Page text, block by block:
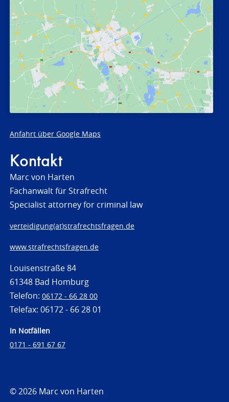
Anfahrt über Google Maps
Kontakt
Marc von Harten
Fachanwalt für Strafrecht
Specialist attorney for criminal law
verteidigung(at)strafrechtsfragen.de
www.strafrechtsfragen.de
Louisenstraße 84
61348 Bad Homburg
Telefon: 06172 - 66 28 00
Telefax: 06172 - 66 28 01
In Notfällen
0171 - 691 67 67
© 2026 Marc von Harten